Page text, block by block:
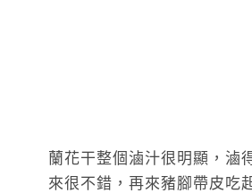
蘭花干整個滷汁很明顯，滷
來很不錯，再來豬腳帶皮吃